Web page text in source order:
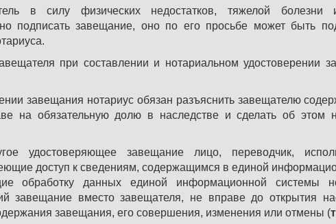
в силу физических недостатков, тяжелой болезни
подписать завещание, оно по его просьбе может быть
при составлении и нотариальном удостоверении
завещания нотариус обязан разъяснить завещателю
на обязательную долю в наследстве и сделать об этом
удостоверяющее завещание лицо, переводчик,
доступ к сведениям, содержащимся в единой
обработку данных единой информационной системы
завещание вместо завещателя, не вправе до открытия
завещания, его совершения, изменения или отмены (